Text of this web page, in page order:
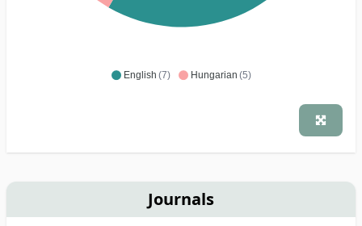
English (7) Hungarian (5)
Journals